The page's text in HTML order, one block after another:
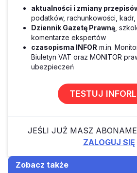
aktualności i zmiany
podatków, rachunkowości, kadr,
Dziennik Gazetę Prawną ,
komentarze ekspertów
czasopisma INFOR m.in.
Biuletyn VAT oraz MONITOR
ubezpieczeń
TESTUJ
JEŚLI JUŻ MASZ
ZALOGUJ SIĘ
Zobacz także